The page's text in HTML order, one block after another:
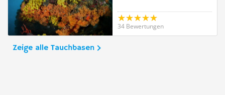
34 Bewertungen
Zeige alle Tauchbasen